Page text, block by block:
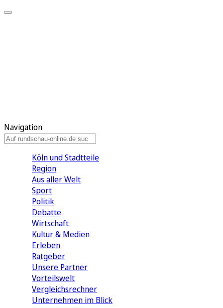
Navigation
Köln und Stadtteile
Region
Aus aller Welt
Sport
Politik
Debatte
Wirtschaft
Kultur & Medien
Erleben
Ratgeber
Unsere Partner
Vorteilswelt
Vergleichsrechner
Unternehmen im Blick